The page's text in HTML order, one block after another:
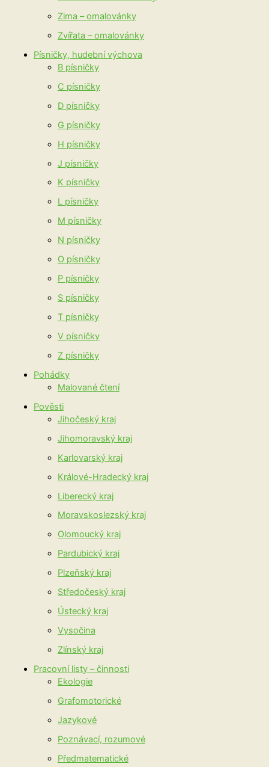
Zima – omalovánky
Zvířata – omalovánky
Písničky, hudební výchova
B písničky
C písničky
D písničky
G písničky
H písničky
J písničky
K písničky
L písničky
M písničky
N písničky
O písničky
P písničky
S písničky
T písničky
V písničky
Z písničky
Pohádky
Malované čtení
Pověsti
Jihočeský kraj
Jihomoravský kraj
Karlovarský kraj
Králové-Hradecký kraj
Liberecký kraj
Moravskoslezský kraj
Olomoucký kraj
Pardubický kraj
Plzeňský kraj
Středočeský kraj
Ústecký kraj
Vysočina
Zlínský kraj
Pracovní listy – činnosti
Ekologie
Grafomotorické
Jazykové
Poznávací, rozumové
Předmatematické